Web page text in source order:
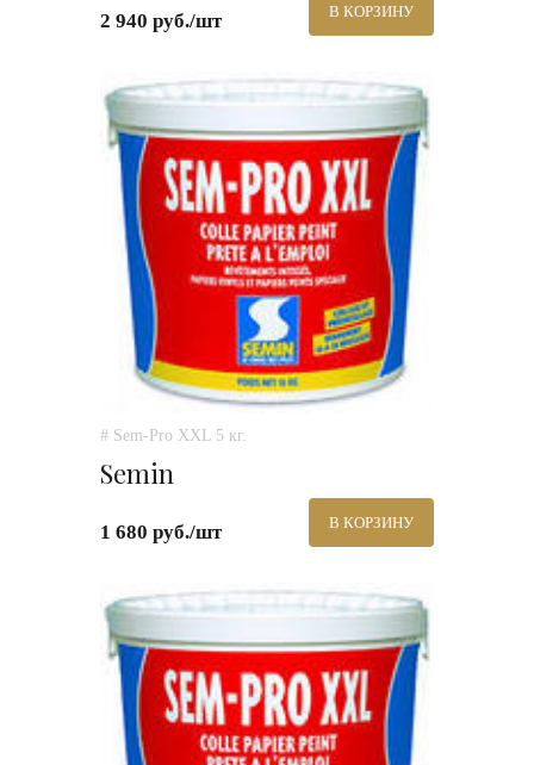
2 940 руб./шт В КОРЗИНУ
# Sem-Pro XXL 5 кг.
Semin
1 680 руб./шт В КОРЗИНУ